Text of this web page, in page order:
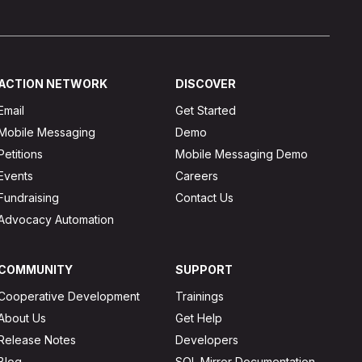
NETWORK
Messaging
Automation
DISCOVER
Get Started
Demo
Mobile Messaging Demo
Careers
Contact Us
Development
Us
Notes
SUPPORT
Trainings
Get Help
Developers